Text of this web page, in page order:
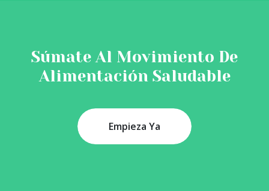
Súmate Al Movimiento De
Alimentación Saludable
Empieza Ya